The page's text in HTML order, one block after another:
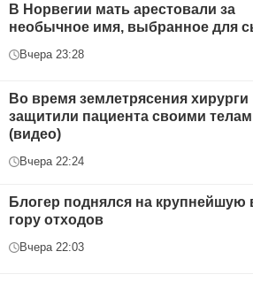
В Норвегии мать арестовали за
необычное имя, выбранное для
Вчера 23:28
Во время землетрясения хирурги
защитили пациента своими
(видео)
Вчера 22:24
Блогер поднялся на крупнейшую
гору отходов
Вчера 22:03